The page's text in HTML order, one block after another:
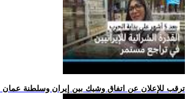
.. ترقب للإعلان عن اتفاق وشيك بين إيران وسلطنة عمان